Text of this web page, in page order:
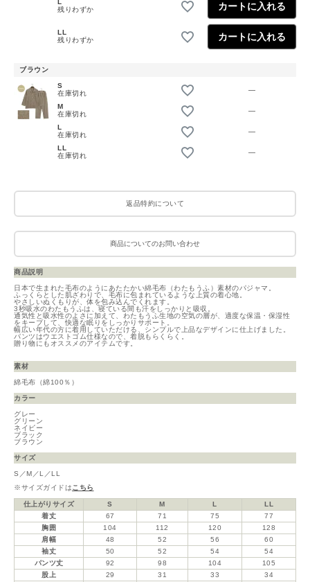
L
残りわずか
カートに入れる
LL
残りわずか
カートに入れる
ブラウン
S
在庫切れ
—
M
在庫切れ
—
L
在庫切れ
—
LL
在庫切れ
—
返品特約について
商品についてのお問い合わせ
商品説明
日本で生まれた毛布のようにあたたかい綿毛布（わたもうふ）素材のパジャマ。
ふっくらとした肌ざわりで、毛布に包まれているような上質の着心地。
やさしいぬくもりが、体を包み込んでくれます。
3秒吸水のわたもうふは、寝ている間も汗をしっかりと吸収。
通気性と吸水性のよさに加えて、わたもうふ生地の空気の層が、適度な保温・保湿性
をキープして、快適な眠りをしっかりサポート。
幅広い年代の方に着用していただける、シンプルで上品なデザインに仕上げました。
パンツはウエストゴム仕様なので、着脱もらくらく。
贈り物にもオススメのアイテムです。
素材
綿毛布（綿100％）
カラー
グレー
グリーン
ネイビー
ブラック
ブラウン
サイズ
S／M／L／LL
※サイズガイドはこちら
仕上がりサイズ S M L
LL
着丈
67 71 75
77
胸囲
104 112 120
128
肩幅
48 52 56
60
袖丈
50 52 54
54
パンツ丈
92 98 104
105
股上
29 31 33
34